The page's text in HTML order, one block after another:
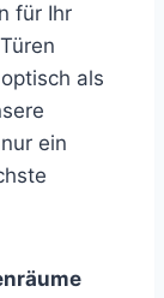
für Ihr
als
ein